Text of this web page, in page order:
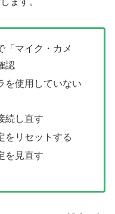
「マイク・カメ
認
を使用していない
続し直す
をリセットする
を見直す